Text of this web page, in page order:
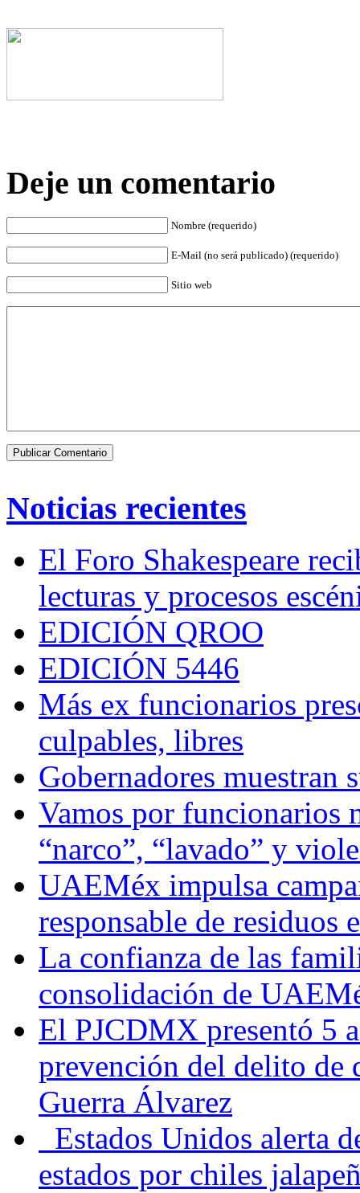
Deje un comentario
Nombre (requerido)
E-Mail (no será publicado) (requerido)
Sitio web
Noticias recientes
El Foro Shakespeare
lecturas y procesos
EDICIÓN QROO
EDICIÓN 5446
Más ex funcionarios
culpables, libres
Gobernadores muestran
Vamos por funcionarios
“narco”, “lavado” y
UAEMéx impulsa
responsable de residuos
La confianza de las
consolidación de
El PJCDMX presentó 5
prevención del delito de
Guerra Álvarez
Estados Unidos alerta
estados por chiles